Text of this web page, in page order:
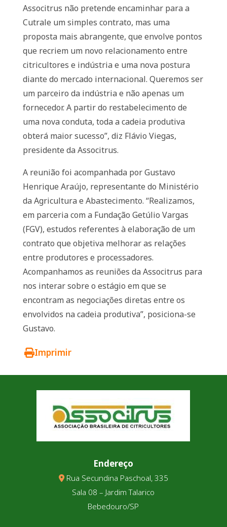
Associtrus não pretende encaminhar para a
Cutrale um simples contrato, mas uma
proposta mais abrangente, que envolve pontos
que recriem um novo relacionamento entre
citricultores e indústria e uma nova postura
diante do mercado internacional. Queremos ser
um parceiro da indústria e não apenas um
fornecedor. A partir do restabelecimento de
uma nova conduta, toda a cadeia produtiva
obterá maior sucesso”, diz Flávio Viegas,
presidente da Associtrus.
A reunião foi acompanhada por Gustavo
Henrique Araújo, representante do Ministério
da Agricultura e Abastecimento. “Realizamos,
em parceria com a Fundação Getúlio Vargas
(FGV), estudos referentes à elaboração de um
contrato que objetiva melhorar as relações
entre produtores e processadores.
Acompanhamos as reuniões da Associtrus para
nos interar sobre o estágio em que se
encontram as negociações diretas entre os
envolvidos na cadeia produtiva”, posiciona-se
Gustavo.
Imprimir
Endereço
Rua Secundina Paschoal, 335
Sala 08 – Jardim Talarico
Bebedouro/SP